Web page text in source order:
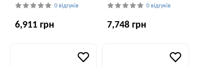
0 відгуків
6,911 грн
0 відгуків
7,748 грн